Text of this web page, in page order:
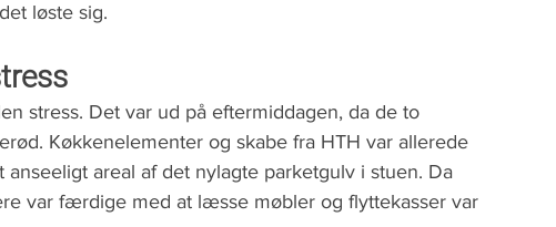
løste sig.
stress. Det var ud på eftermiddagen, da de to
Køkkenelementer og skabe fra HTH var allerede
areal af det nylagte parketgulv i stuen. Da
var færdige med at læsse møbler og flyttekasser var